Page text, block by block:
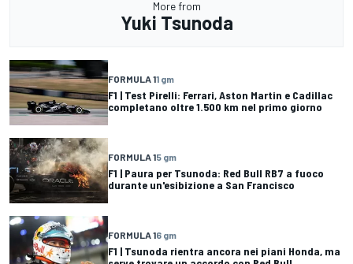
More from
Yuki Tsunoda
FORMULA 11 gm
F1 | Test Pirelli: Ferrari, Aston Martin e Cadillac
completano oltre 1.500 km nel primo giorno
FORMULA 15 gm
F1 | Paura per Tsunoda: Red Bull RB7 a fuoco
durante un'esibizione a San Francisco
FORMULA 16 gm
F1 | Tsunoda rientra ancora nei piani Honda, ma